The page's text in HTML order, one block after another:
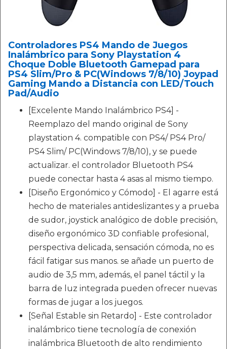
Controladores PS4 Mando de Juegos
Inalámbrico para Sony Playstation 4
Choque Doble Bluetooth Gamepad para
PS4 Slim/Pro & PC(Windows 7/8/10) Joypad
Gaming Mando a Distancia con LED/Touch
Pad/Audio
[Excelente Mando Inalámbrico PS4] -
Reemplazo del mando original de Sony
playstation 4. compatible con PS4/ PS4 Pro/
PS4 Slim/ PC(Windows 7/8/10), y se puede
actualizar. el controlador Bluetooth PS4
puede conectar hasta 4 asas al mismo tiempo.
[Diseño Ergonómico y Cómodo] - El agarre está
hecho de materiales antideslizantes y a prueba
de sudor, joystick analógico de doble precisión,
diseño ergonómico 3D confiable profesional,
perspectiva delicada, sensación cómoda, no es
fácil fatigar sus manos. se añade un puerto de
audio de 3,5 mm, además, el panel táctil y la
barra de luz integrada pueden ofrecer nuevas
formas de jugar a los juegos.
[Señal Estable sin Retardo] - Este controlador
inalámbrico tiene tecnología de conexión
inalámbrica Bluetooth de alto rendimiento